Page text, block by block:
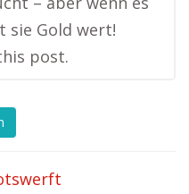
sie Gold wert!
post.